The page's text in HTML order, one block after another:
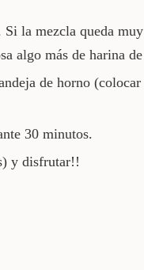
la mezcla queda
algo más de harina
de horno
30 minutos.
y disfrutar!!